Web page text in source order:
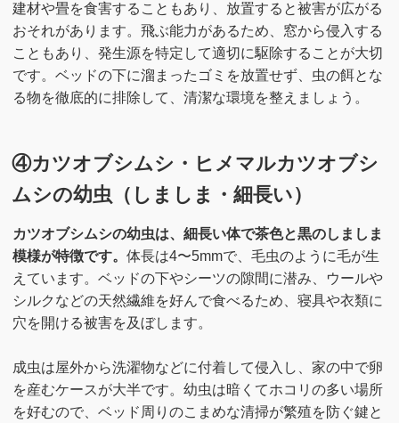
建材や畳を食害することもあり、放置すると被害が広がる
おそれがあります。飛ぶ能力があるため、窓から侵入する
こともあり、発生源を特定して適切に駆除することが大切
です。ベッドの下に溜まったゴミを放置せず、虫の餌とな
る物を徹底的に排除して、清潔な環境を整えましょう。
④カツオブシムシ・ヒメマルカツオブシ
ムシの幼虫（しましま・細長い）
カツオブシムシの幼虫は、細長い体で茶色と黒のしましま
模様が特徴です。 体長は4〜5mmで、毛虫のように毛が生
えています。ベッドの下やシーツの隙間に潜み、ウールや
シルクなどの天然繊維を好んで食べるため、寝具や衣類に
穴を開ける被害を及ぼします。
成虫は屋外から洗濯物などに付着して侵入し、家の中で卵
を産むケースが大半です。幼虫は暗くてホコリの多い場所
を好むので、ベッド周りのこまめな清掃が繁殖を防ぐ鍵と